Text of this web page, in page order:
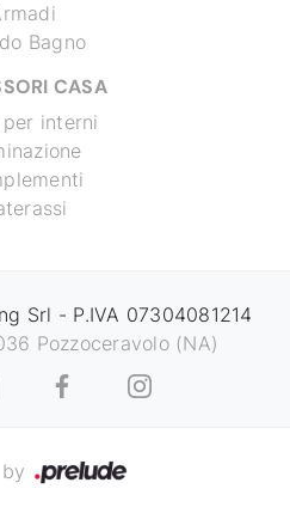
Bagno
CASA
interni
Srl - P.IVA 07304081214
Pozzoceravolo (NA)